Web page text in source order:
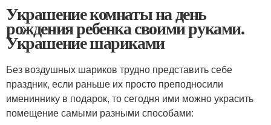
Украшение комнаты на день
рождения ребенка своими руками.
Украшение шариками
Без воздушных шариков трудно представить себе
праздник, если раньше их просто преподносили
имениннику в подарок, то сегодня ими можно украсить
помещение самыми разными способами: